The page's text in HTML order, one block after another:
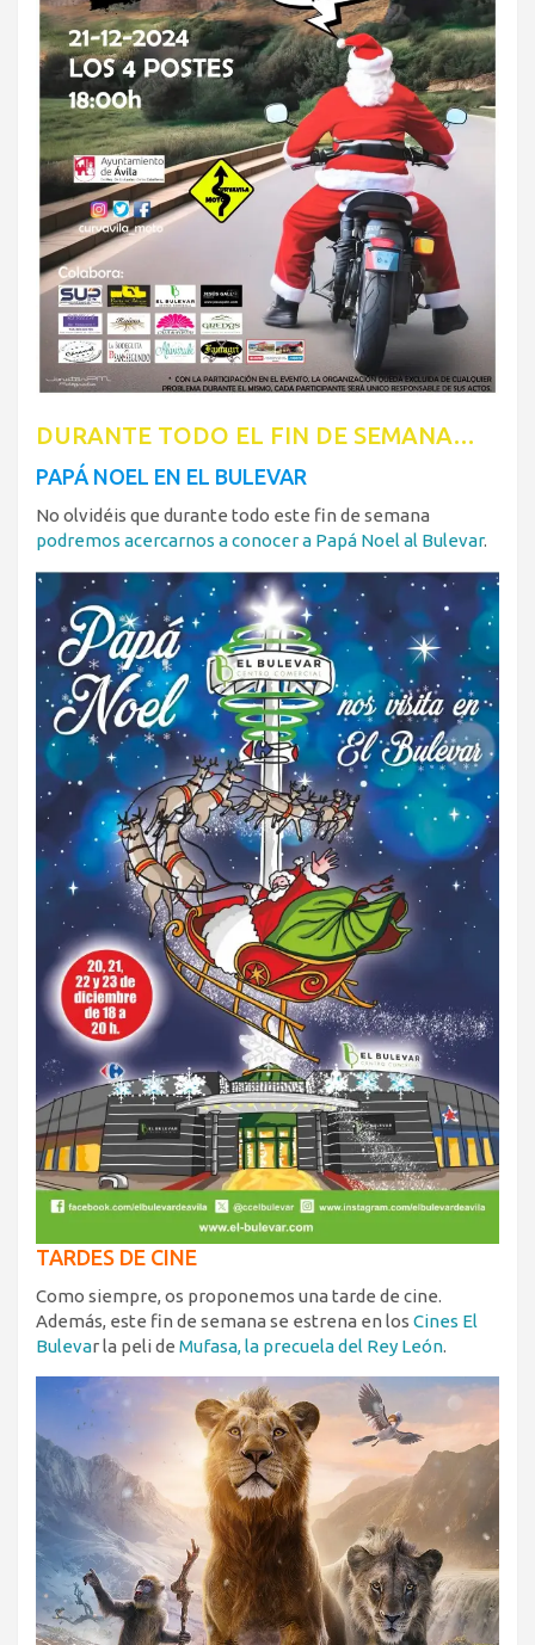
DURANTE TODO EL FIN DE SEMANA…
PAPÁ NOEL EN EL BULEVAR
No olvidéis que durante todo este fin de semana
podremos acercarnos a conocer a Papá Noel al Bulevar.
TARDES DE CINE
Como siempre, os proponemos una tarde de cine.
Además, este fin de semana se estrena en los Cines El
Bulevar la peli de Mufasa, la precuela del Rey León.